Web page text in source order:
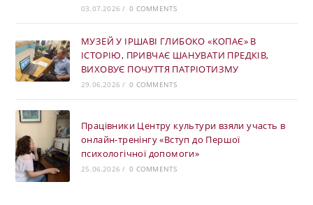
03.07.2026 / 0 COMMENTS
МУЗЕЙ У ІРШАВІ ГЛИБОКО «КОПАЄ» В
ІСТОРІЮ, ПРИВЧАЄ ШАНУВАТИ ПРЕДКІВ,
ВИХОВУЄ ПОЧУТТЯ ПАТРІОТИЗМУ
29.06.2026 / 0 COMMENTS
Працівники Центру культури взяли участь в
онлайн-тренінгу «Вступ до Першої
психологічної допомоги»
25.06.2026 / 0 COMMENTS